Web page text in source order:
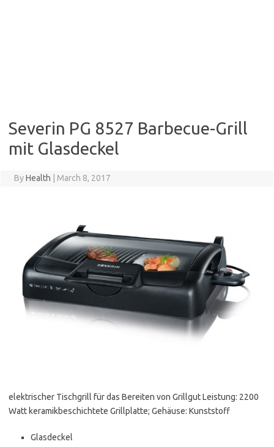
Severin PG 8527 Barbecue-Grill
mit Glasdeckel
ByHealth March 8, 2017
elektrischer Tischgrill für das Bereiten von Grillgut Leistung: 2200
Watt keramikbeschichtete Grillplatte; Gehäuse: Kunststoff
Glasdeckel